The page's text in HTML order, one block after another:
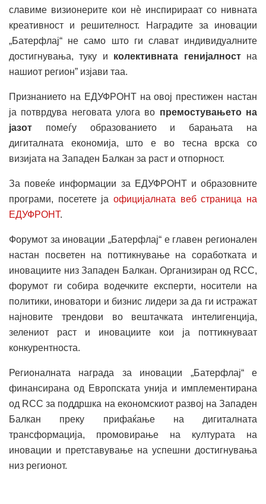
славиме визионерите кои нѐ инспирираат со нивната
креативност и решителност. Наградите за иновации
„Батерфлај“ не само што ги слават индивидуалните
достигнувања, туку и колективната генијалностна
нашиот регион” изјави таа.
Признанието на ЕДУФРОНТ на овој престижен настан
ја потврдува неговата улога во премостувањето на
јазот помеѓу образованието и барањата на
дигиталната економија, што е во тесна врска со
визијата на Западен Балкан за раст и отпорност.
За повеќе информации за ЕДУФРОНТ и образовните
програми, посетете ја официјалната веб страница на
ЕДУФРОНТ.
Форумот за иновации „Батерфлај“ е главен регионален
настан посветен на поттикнување на соработката и
иновациите низ Западен Балкан. Организиран од RCC,
форумот ги собира водечките експерти, носители на
политики, иноватори и бизнис лидери за да ги истражат
најновите трендови во вештачката интелигенција,
зелениот раст и иновациите кои ја поттикнуваат
конкурентноста.
Регионалната награда за иновации „Батерфлај“ е
финансирана од Европската унија и имплементирана
од RCC за поддршка на економскиот развој на Западен
Балкан преку прифаќање на дигиталната
трансформација, промовирање на културата на
иновации и претставување на успешни достигнувања
низ регионот.